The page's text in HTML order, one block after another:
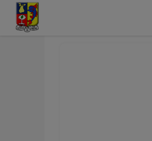
Contenu